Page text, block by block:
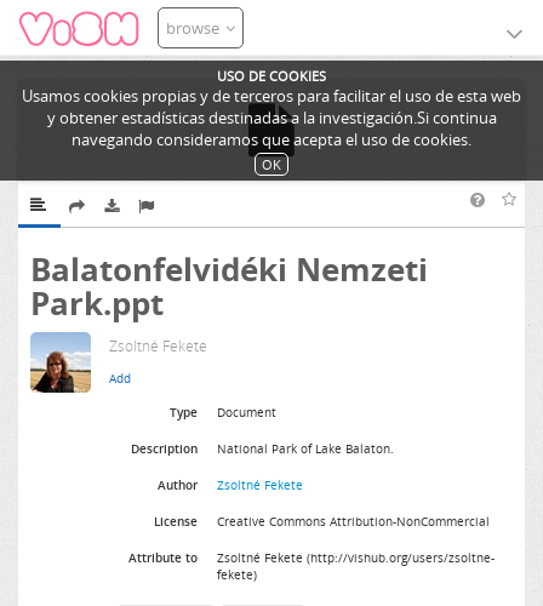
USO DE COOKIES
Usamos cookies propias y de terceros para facilitar el uso de esta web
y obtener estadísticas destinadas a la investigación.Si continua
navegando consideramos que acepta el uso de cookies.
OK
browse
Balatonfelvidéki Nemzeti
Park.ppt
Zsoltné Fekete
Type Document
Description National Park of Lake Balaton.
Author Zsoltné Fekete
License Creative Commons Attribution-NonCommercial
Attribute to
Zsoltné Fekete (http://vishub.org/users/zsoltne-
fekete)